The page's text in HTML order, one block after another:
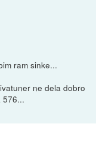
ram sinke...
ne dela dobro
576...